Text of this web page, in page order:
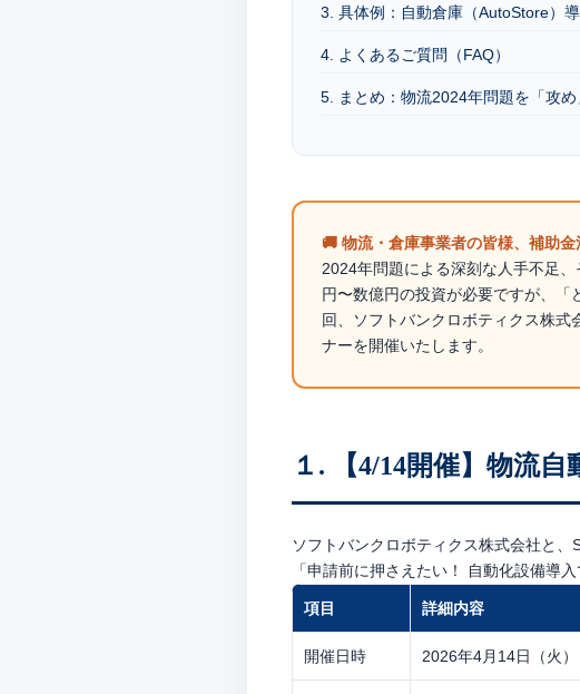
3. 具体例：自動倉庫（AutoStore）
4. よくあるご質問（FAQ）
5. まとめ：物流2024年問題を「攻
🚚 物流・倉庫事業者の皆様、補助
2024年問題による深刻な人手不足
円〜数億円の投資が必要ですが、
回、ソフトバンクロボティクス株式
ナーを開催いたします。
１. 【4/14開催】物流
ソフトバンクロボティクス株式会社と、
「申請前に押さえたい！ 自動化設備導
項目 詳細内容
開催日時 2026年4月14日（火）